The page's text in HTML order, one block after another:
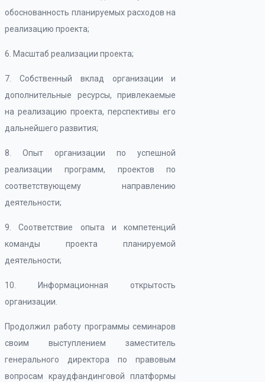
обоснованность планируемых расходов на
реализацию проекта;
6. Масштаб реализации проекта;
7. Собственный вклад организации и
дополнительные ресурсы, привлекаемые
на реализацию проекта, перспективы его
дальнейшего развития;
8. Опыт организации по успешной
реализации программ, проектов по
соответствующему направлению
деятельности;
9. Соответствие опыта и компетенций
команды проекта планируемой
деятельности;
10. Информационная открытость
организации.
Продолжил работу программы семинаров
своим выступлением заместитель
генерального директора по правовым
вопросам краудфандинговой платформы